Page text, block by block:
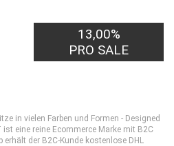
13,00%
PRO SALE
in vielen Farben und Formen - Designed
ist eine reine Ecommerce Marke mit B2C
der B2C-Kunde kostenlose DHL